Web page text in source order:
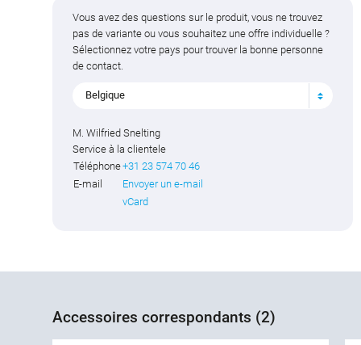
Vous avez des questions sur le produit, vous ne trouvez
pas de variante ou vous souhaitez une offre individuelle ?
Sélectionnez votre pays pour trouver la bonne personne
de contact.
Belgique
M. Wilfried Snelting
Service à la clientele
Téléphone+31 23 574 70 46
E-mail
Envoyer un e-mail
vCard
Accessoires correspondants (2)